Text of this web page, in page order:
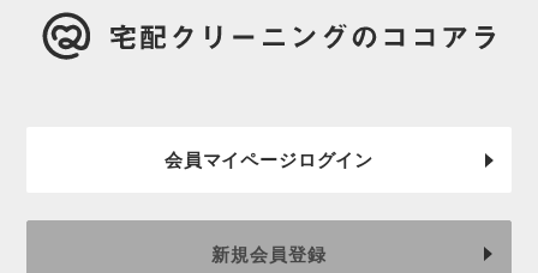
会員マイページログイン
新規会員登録